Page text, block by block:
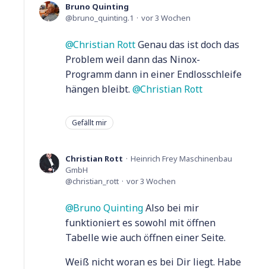
Bruno Quinting
bruno_quinting.1
vor 3 Wochen
Christian RottGenau das ist doch das
Problem weil dann das Ninox-
Programm dann in einer Endlosschleife
hängen bleibt.
Christian Rott
Gefällt mir
Christian Rott
Heinrich Frey Maschinenbau
GmbH
christian_rott
vor 3 Wochen
Bruno QuintingAlso bei mir
funktioniert es sowohl mit öffnen
Tabelle wie auch öffnen einer Seite.
Weiß nicht woran es bei Dir liegt. Habe